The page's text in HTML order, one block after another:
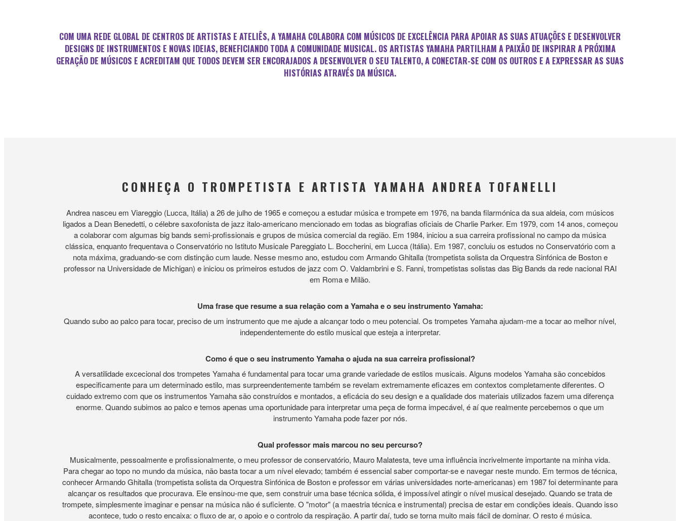
COM UMA REDE GLOBAL DE CENTROS DE ARTISTAS E ATELIÊS, A YAMAHA COLABORA COM MÚSICOS DE EXCELÊNCIA PARA APOIAR AS SUAS ATUAÇÕES E DESENVOLVER
DESIGNS DE INSTRUMENTOS E NOVAS IDEIAS, BENEFICIANDO TODA A COMUNIDADE MUSICAL. OS ARTISTAS YAMAHA PARTILHAM A PAIXÃO DE INSPIRAR A PRÓXIMA
GERAÇÃO DE MÚSICOS E ACREDITAM QUE TODOS DEVEM SER ENCORAJADOS A DESENVOLVER O SEU TALENTO, A CONECTAR-SE COM OS OUTROS E A EXPRESSAR AS SUAS
HISTÓRIAS ATRAVÉS DA MÚSICA.
CONHEÇA O TROMPETISTA E ARTISTA YAMAHA ANDREA TOFANELLI
Andrea nasceu em Viareggio (Lucca, Itália) a 26 de julho de 1965 e começou a estudar música e trompete em 1976, na banda filarmónica da sua aldeia, com músicos
ligados a Dean Benedetti, o célebre saxofonista de jazz italo-americano mencionado em todas as biografias oficiais de Charlie Parker. Em 1979, com 14 anos, começou
a colaborar com algumas big bands semi-profissionais e grupos de música comercial da região. Em 1984, iniciou a sua carreira profissional no campo da música
clássica, enquanto frequentava o Conservatório no Istituto Musicale Pareggiato L. Boccherini, em Lucca (Itália). Em 1987, concluiu os estudos no Conservatório com a
nota máxima, graduando-se com distinção cum laude. Nesse mesmo ano, estudou com Armando Ghitalla (trompetista solista da Orquestra Sinfónica de Boston e
professor na Universidade de Michigan) e iniciou os primeiros estudos de jazz com O. Valdambrini e S. Fanni, trompetistas solistas das Big Bands da rede nacional RAI
em Roma e Milão.
Uma frase que resume a sua relação com a Yamaha e o seu instrumento Yamaha:
Quando subo ao palco para tocar, preciso de um instrumento que me ajude a alcançar todo o meu potencial. Os trompetes Yamaha ajudam-me a tocar ao melhor nível,
independentemente do estilo musical que esteja a interpretar.
Como é que o seu instrumento Yamaha o ajuda na sua carreira profissional?
A versatilidade excecional dos trompetes Yamaha é fundamental para tocar uma grande variedade de estilos musicais. Alguns modelos Yamaha são concebidos
especificamente para um determinado estilo, mas surpreendentemente também se revelam extremamente eficazes em contextos completamente diferentes. O
cuidado extremo com que os instrumentos Yamaha são construídos e montados, a eficácia do seu design e a qualidade dos materiais utilizados fazem uma diferença
enorme. Quando subimos ao palco e temos apenas uma oportunidade para interpretar uma peça de forma impecável, é aí que realmente percebemos o que um
instrumento Yamaha pode fazer por nós.
Qual professor mais marcou no seu percurso?
Musicalmente, pessoalmente e profissionalmente, o meu professor de conservatório, Mauro Malatesta, teve uma influência incrivelmente importante na minha vida.
Para chegar ao topo no mundo da música, não basta tocar a um nível elevado; também é essencial saber comportar-se e navegar neste mundo. Em termos de técnica,
conhecer Armando Ghitalla (trompetista solista da Orquestra Sinfónica de Boston e professor em várias universidades norte-americanas) em 1987 foi determinante para
alcançar os resultados que procurava. Ele ensinou-me que, sem construir uma base técnica sólida, é impossível atingir o nível musical desejado. Quando se trata de
trompete, simplesmente imaginar e pensar na música não é suficiente. O "motor" (a maestria técnica e instrumental) precisa de estar em condições ideais. Quando isso
acontece, tudo o resto encaixa: o fluxo de ar, o apoio e o controlo da respiração. A partir daí, tudo se torna muito mais fácil de dominar. O resto é música.